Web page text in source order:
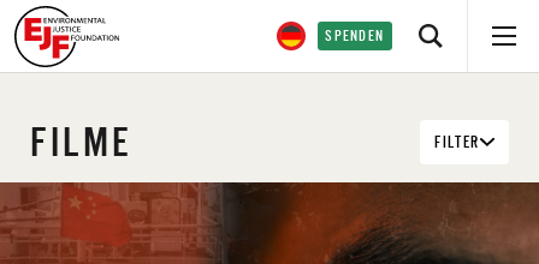
SPENDEN
FILME FILTER